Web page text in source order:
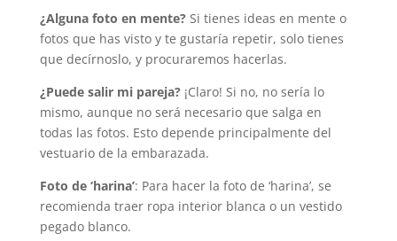
¿Alguna foto en mente?Si tienes ideas en mente o
fotos que has visto y te gustaría repetir, solo tienes
que decírnoslo, y procuraremos hacerlas.
¿Puede salir mi pareja?¡Claro! Si no, no sería lo
mismo, aunque no será necesario que salga en
todas las fotos. Esto depende principalmente del
vestuario de la embarazada.
Foto de ‘harina’: Para hacer la foto de ‘harina’, se
recomienda traer ropa interior blanca o un vestido
pegado blanco.